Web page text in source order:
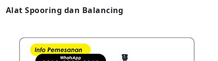
Alat Spooring dan Balancing